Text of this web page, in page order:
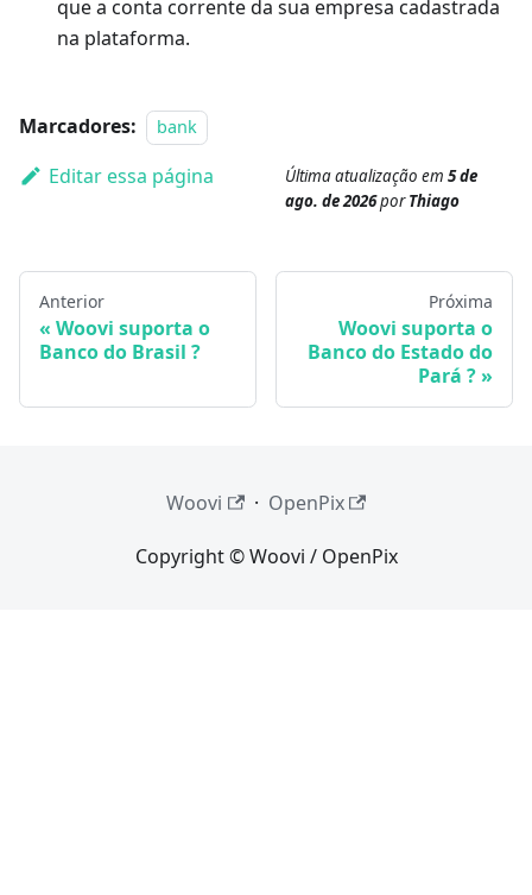
que a conta corrente da sua empresa cadastrada
na plataforma.
Marcadores: bank
Editar essa página Última atualização em 5 de
ago. de 2026porThiago
Anterior
Woovi suporta o
Banco do Brasil ?
Próxima
Woovi suporta o
Banco do Estado do
Pará ?
Woovi · OpenPix
Copyright © Woovi / OpenPix